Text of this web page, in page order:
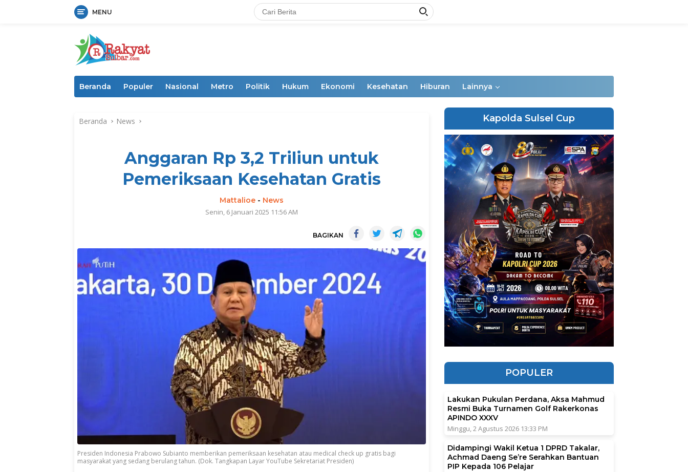
MENU
Beranda Populer Nasional Metro Politik Hukum Ekonomi Kesehatan Hiburan Lainnya
Beranda News
Anggaran Rp 3,2 Triliun untuk
Pemeriksaan Kesehatan Gratis
Mattalioe- News
Senin, 6 Januari 2025 11:56 AM
BAGIKAN
Presiden Indonesia Prabowo Subianto memberikan pemeriksaan kesehatan atau medical check up gratis bagi
masyarakat yang sedang berulang tahun. (Dok. Tangkapan Layar YouTube Sekretariat Presiden)
Kapolda Sulsel Cup
POPULER
Lakukan Pukulan Perdana, Aksa Mahmud
Resmi Buka Turnamen Golf Rakerkonas
APINDO XXXV
Minggu, 2 Agustus 2026 13:33 PM
Didampingi Wakil Ketua 1 DPRD Takalar,
Achmad Daeng Se’re Serahkan Bantuan
PIP Kepada 106 Pelajar